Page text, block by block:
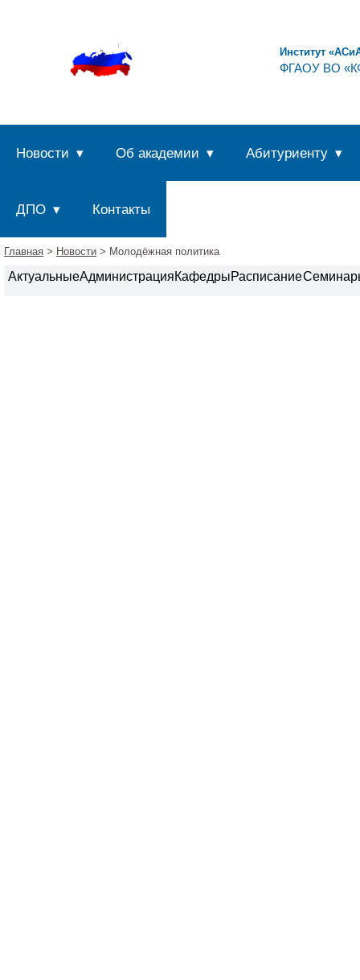
Институт
ФГАОУ ВО
Новости Об академии Абитуриенту
ДПО Контакты
Главная > Новости > Молодёжная политика
АктуальныеАдминистрацияКафедрыРасписание